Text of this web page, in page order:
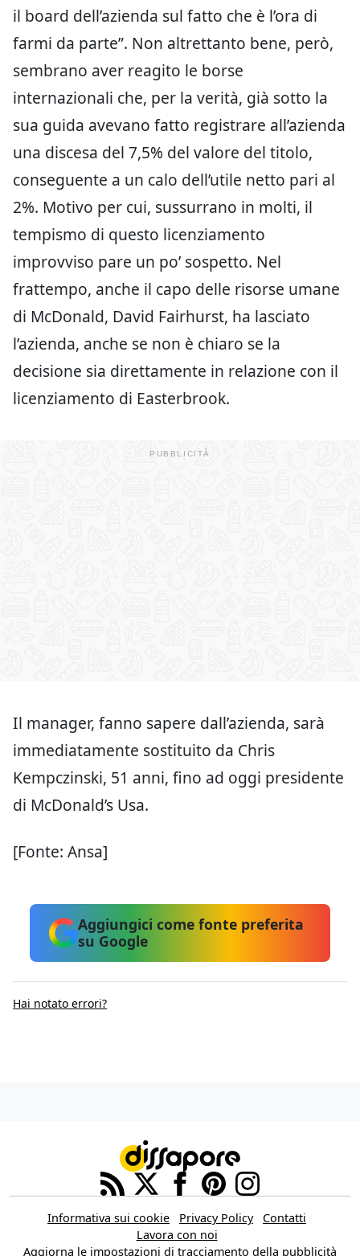
il board dell’azienda sul fatto che è l’ora di
farmi da parte”. Non altrettanto bene, però,
sembrano aver reagito le borse
internazionali che, per la verità, già sotto la
sua guida avevano fatto registrare all’azienda
una discesa del 7,5% del valore del titolo,
conseguente a un calo dell’utile netto pari al
2%. Motivo per cui, sussurrano in molti, il
tempismo di questo licenziamento
improvviso pare un po’ sospetto. Nel
frattempo, anche il capo delle risorse umane
di McDonald, David Fairhurst, ha lasciato
l’azienda, anche se non è chiaro se la
decisione sia direttamente in relazione con il
licenziamento di Easterbrook.
Il manager, fanno sapere dall’azienda, sarà
immediatamente sostituito da Chris
Kempczinski, 51 anni, fino ad oggi presidente
di McDonald’s Usa.
[Fonte: Ansa]
Aggiungici come fonte preferita
su Google
Hai notato errori?
Informativa sui cookie Privacy Policy
Contatti
Lavora con noi
Aggiorna le impostazioni di tracciamento della pubblicità